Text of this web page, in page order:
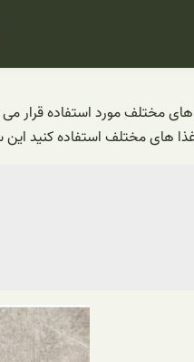
مختلف مورد استفاده قرار می
های مختلف استفاده کنید